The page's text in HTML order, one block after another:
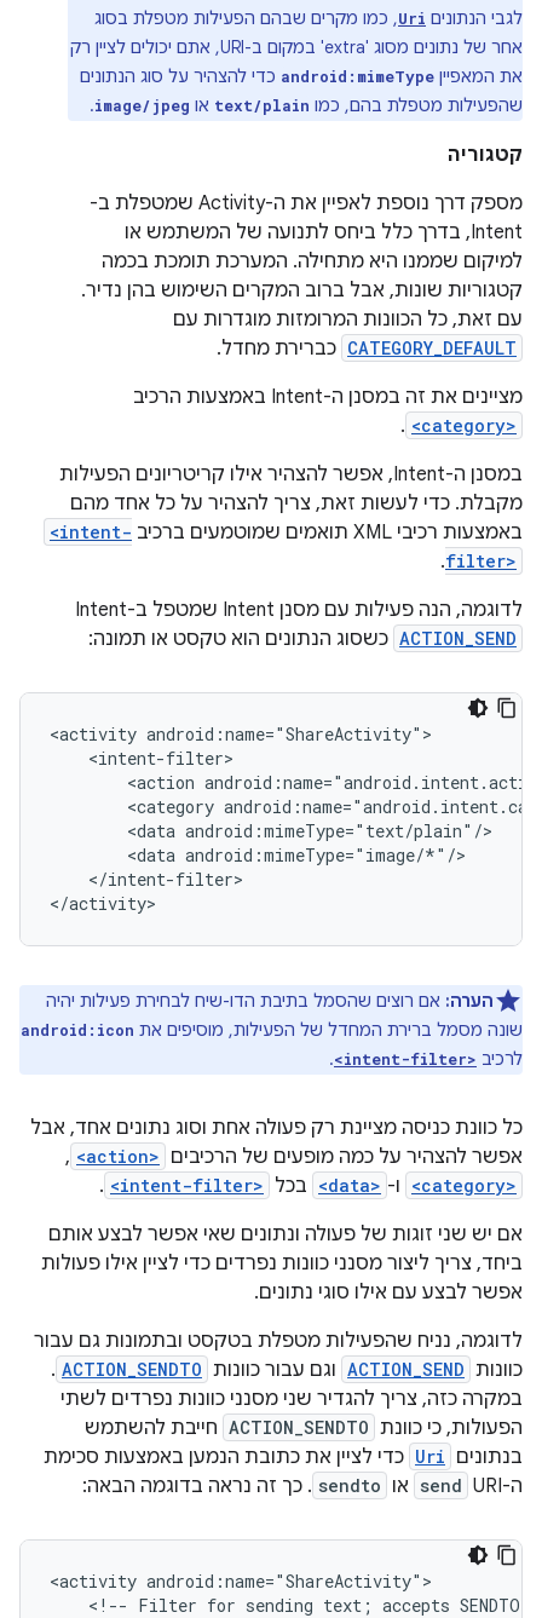
לגבי הנתונים Uri, כמו מקרים שבהם הפעילות מטפלת בסוג
אחר של נתונים מסוג 'extra' במקום ב-URI, אתם יכולים לציין רק
את המאפיין android:mimeType כדי להצהיר על סוג הנתונים
שהפעילות מטפלת בהם, כמו text/plain או image/jpeg
.
קטגוריה
מספק דרך נוספת לאפיין את ה-Activity שמטפלת ב-
Intent, בדרך כלל ביחס לתנועה של המשתמש או
למיקום שממנו היא מתחילה. המערכת תומכת בכמה
קטגוריות שונות, אבל ברוב המקרים השימוש בהן נדיר.
עם זאת, כל הכוונות המרומזות מוגדרות עם
CATEGORY_DEFAULT כברירת מחדל.
מציינים את זה במסנן ה-Intent באמצעות הרכיב
<category>
.
במסנן ה-Intent, אפשר להצהיר אילו קריטריונים הפעילות
מקבלת. כדי לעשות זאת, צריך להצהיר על כל אחד מהם
באמצעות רכיבי XML תואמים שמוטמעים ברכיב
<intent-
filter>
.
לדוגמה, הנה פעילות עם מסנן Intent שמטפל ב-Intent
ACTION_SEND כשסוג הנתונים הוא טקסט או תמונה:
<activity
<action
<category
<data
<data
</intent-filter>
</activity>
הערה: אם רוצים שהסמל בתיבת הדו-שיח לבחירת פעילות יהיה
שונה מסמל ברירת המחדל של הפעילות, מוסיפים את android:icon
לרכיב <intent-filter>
.
כל כוונת כניסה מציינת רק פעולה אחת וסוג נתונים אחד, אבל
אפשר להצהיר על כמה מופעים של הרכיבים <action>
,
<category> ו- <data> בכל <intent-filter>
.
אם יש שני זוגות של פעולה ונתונים שאי אפשר לבצע אותם
ביחד, צריך ליצור מסנני כוונות נפרדים כדי לציין אילו פעולות
אפשר לבצע עם אילו סוגי נתונים.
לדוגמה, נניח שהפעילות מטפלת בטקסט ובתמונות גם עבור
כוונות ACTION_SEND וגם עבור כוונות ACTION_SENDTO
.
במקרה כזה, צריך להגדיר שני מסנני כוונות נפרדים לשתי
הפעולות, כי כוונת ACTION_SENDTO חייבת להשתמש
בנתונים Uri כדי לציין את כתובת הנמען באמצעות סכימת
ה-URI‏
send או sendto . כך זה נראה בדוגמה הבאה:
<activity
<!-- Filter for sending text; accepts SENDTO